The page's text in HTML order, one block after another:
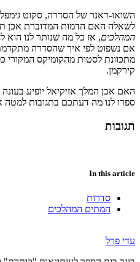
השואו-ראנר של הסדרה, סקוט
לשאלה האם הדמות המדוברת אכן
המהלכים, אז כל מה שנותר לנו הוא
אם נשפוט לפי איך שהסדרה
מתכוונת לסטות מהקומיקס המקורי
קירקמן.
האם אכן המלך אזיקיאל יופיע
ספרו לנו מה דעתכם בתגובות למטה
תגובות
In this article
סדרות
המתים המהלכים
עדי פרל